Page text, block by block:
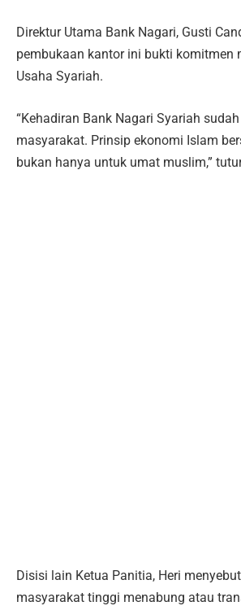
Direktur Utama Bank Nagari, Gusti
pembukaan kantor ini bukti komitmen
Usaha Syariah.
“Kehadiran Bank Nagari Syariah
masyarakat. Prinsip ekonomi Islam
bukan hanya untuk umat muslim,”
Disisi lain Ketua Panitia, Heri
masyarakat tinggi menabung atau